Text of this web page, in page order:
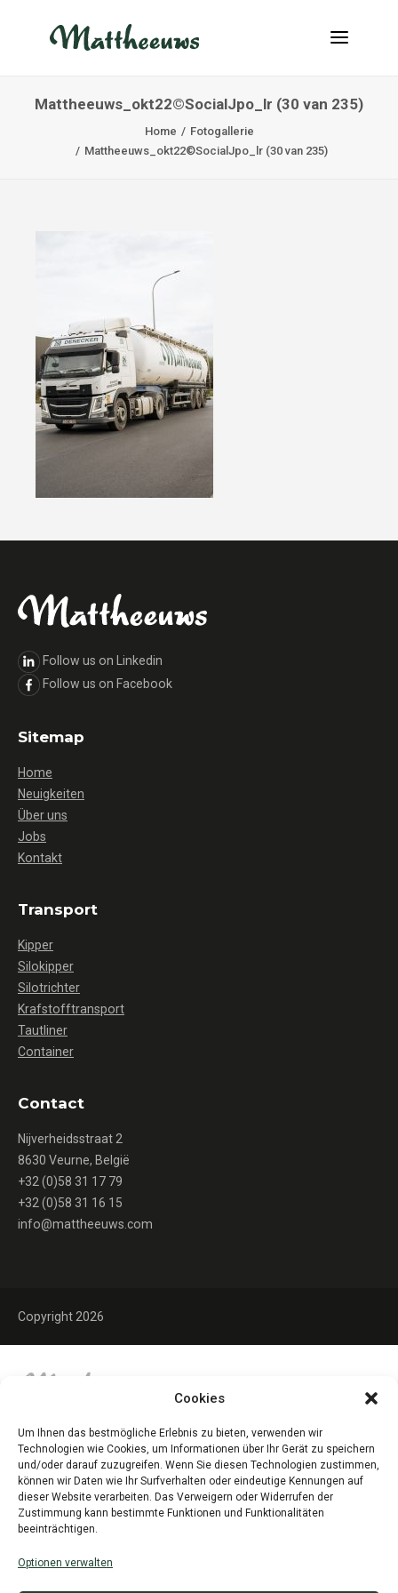
Cookies
Um Ihnen das bestmögliche Erlebnis zu bieten, verwenden wir
Technologien wie Cookies, um Informationen über Ihr Gerät zu speichern
und/oder darauf zuzugreifen. Wenn Sie diesen Technologien zustimmen,
können wir Daten wie Ihr Surfverhalten oder eindeutige Kennungen auf
dieser Website verarbeiten. Das Verweigern oder Widerrufen der
Zustimmung kann bestimmte Funktionen und Funktionalitäten
beeinträchtigen.
Optionen verwalten
NEUIGKEITEN
TRANSPORT
INFO@MATTHEEUWS.COM
+32 58 31 17 79
MY TRANSPORT
Mattheeuws_okt22©SocialJpo_lr (30 van 235)
Home
Fotogallerie
Mattheeuws_okt22©SocialJpo_lr (30 van 235)
Follow us on Linkedin
Follow us on Facebook
Sitemap
Home
Neuigkeiten
Über uns
Jobs
Kontakt
Transport
Kipper
Silokipper
Silotrichter
Krafstofftransport
Tautliner
Container
Contact
Nijverheidsstraat 2
8630 Veurne, België
+32 (0)58 31 17 79
+32 (0)58 31 16 15
info@mattheeuws.com
Copyright 2026